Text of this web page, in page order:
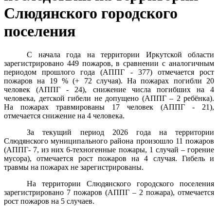
Слюдянского городского
поселения
С начала года на территории Иркутской области
зарегистрировано 449 пожаров, в сравнении с аналогичным
периодом прошлого года (АППГ - 377) отмечается рост
пожаров на 19 % (+ 72 случая). На пожарах погибли 20
человек (АППГ - 24), снижение числа погибших на 4
человека, детской гибели не допущено (АППГ – 2 ребёнка).
На пожарах травмированы 17 человек (АППГ - 21),
отмечается снижение на 4 человека.
За текущий период 2026 года на территории
Слюдянского муниципального района произошло 11 пожаров
(АППГ- 7, из них 6-техногенные пожары, 1 случай – горение
мусора), отмечается рост пожаров на 4 случая. Гибель и
травмы на пожарах не зарегистрированы.
На территории Слюдянского городского поселения
зарегистрировано 7 пожаров (АППГ – 2 пожара), отмечается
рост пожаров на 5 случаев.